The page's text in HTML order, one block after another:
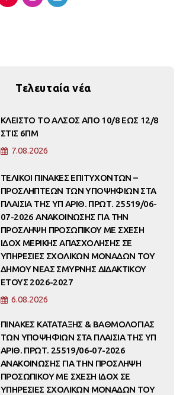
Τελευταία νέα
ΚΛΕΙΣΤΟ ΤΟ ΑΛΣΟΣ ΑΠΟ 10/8 ΕΩΣ 12/8
ΣΤΙΣ 6ΠΜ
7.08.2026
ΤΕΛΙΚΟΙ ΠΙΝΑΚΕΣ ΕΠΙΤΥΧΟΝΤΩΝ –
ΠΡΟΣΛΗΠΤΕΩΝ ΤΩΝ ΥΠΟΨΗΦΙΩΝ ΣΤΑ
ΠΛΑΙΣΙΑ ΤΗΣ ΥΠ ΑΡΙΘ. ΠΡΩΤ. 25519/06-
07-2026 ΑΝΑΚΟΙΝΩΣΗΣ ΓΙΑ ΤΗΝ
ΠΡΟΣΛΗΨΗ ΠΡΟΣΩΠΙΚΟΥ ΜΕ ΣΧΕΣΗ
ΙΔΟΧ ΜΕΡΙΚΗΣ ΑΠΑΣΧΟΛΗΣΗΣ ΣΕ
ΥΠΗΡΕΣΙΕΣ ΣΧΟΛΙΚΩΝ ΜΟΝΑΔΩΝ ΤΟΥ
ΔΗΜΟΥ ΝΕΑΣ ΣΜΥΡΝΗΣ ΔΙΔΑΚΤΙΚΟΥ
ΕΤΟΥΣ 2026-2027
6.08.2026
ΠΙΝΑΚΕΣ ΚΑΤΑΤΑΞΗΣ & ΒΑΘΜΟΛΟΓΙΑΣ
ΤΩΝ ΥΠΟΨΗΦΙΩΝ ΣΤΑ ΠΛΑΙΣΙΑ ΤΗΣ ΥΠ
ΑΡΙΘ. ΠΡΩΤ. 25519/06-07-2026
ΑΝΑΚΟΙΝΩΣΗΣ ΓΙΑ ΤΗΝ ΠΡΟΣΛΗΨΗ
ΠΡΟΣΩΠΙΚΟΥ ΜΕ ΣΧΕΣΗ ΙΔΟΧ ΣΕ
ΥΠΗΡΕΣΙΕΣ ΣΧΟΛΙΚΩΝ ΜΟΝΑΔΩΝ ΤΟΥ